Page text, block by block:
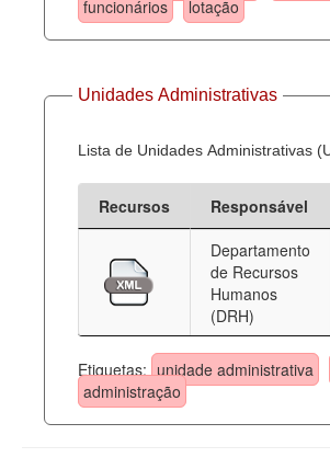
funcionários
lotação
Unidades Administrativas
Lista de Unidades Administrativas
Recursos Responsável
Departamento
de Recursos
Humanos
(DRH)
Etiquetas: unidade administrativa
administração